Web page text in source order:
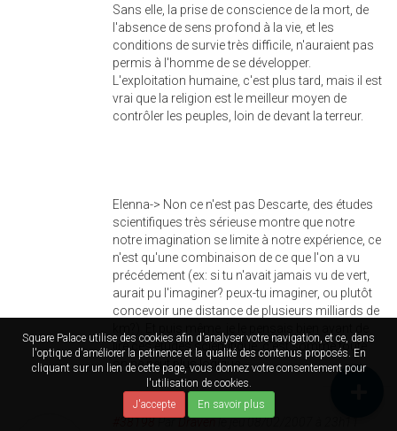
Square Palace utilise des cookies afin d'analyser votre navigation, et ce, dans
l'optique d'améliorer la petinence et la qualité des contenus proposés. En
cliquant sur un lien de cette page, vous donnez votre consentement pour
l'utilisation de cookies.
J'accepte
En savoir plus
Sans elle, la prise de conscience de la mort, de
l'absence de sens profond à la vie, et les
conditions de survie très difficile, n'auraient pas
permis à l'homme de se développer.
L'exploitation humaine, c'est plus tard, mais il est
vrai que la religion est le meilleur moyen de
contrôler les peuples, loin de devant la terreur.
Elenna-> Non ce n'est pas Descarte, des études
scientifiques très sérieuse montre que notre
notre imagination se limite à notre expérience, ce
n'est qu'une combinaison de ce que l'on a vu
précédement (ex: si tu n'avait jamais vu de vert,
aurait pu l'imaginer? peux-tu imaginer, ou plutôt
concevoir une distance de plusieurs milliards de
lire ces études scientifique, c'est somme toute
on ne peut plus logique.
#38198ParDravenle jeu 08/02/2007 à 23h11